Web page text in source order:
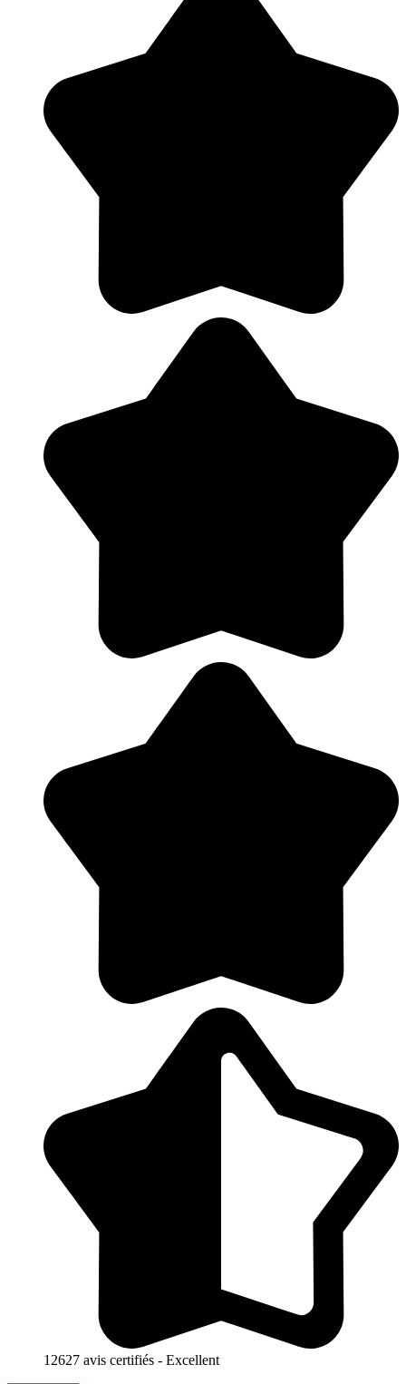
12627 avis certifiés - Excellent